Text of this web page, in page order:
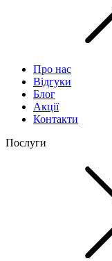
Про нас
Відгуки
Блог
Акції
Контакти
Послуги